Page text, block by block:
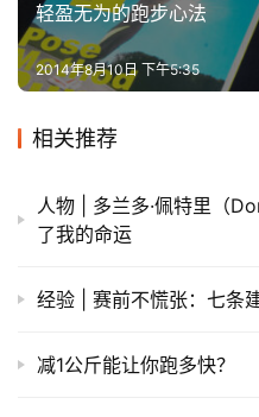
轻盈无为的跑步心法
2014年8月10日 下午5:35
相关推荐
人物 | 多兰多·佩特里（
了我的命运
经验 | 赛前不慌张：七条
减1公斤能让你跑多快？